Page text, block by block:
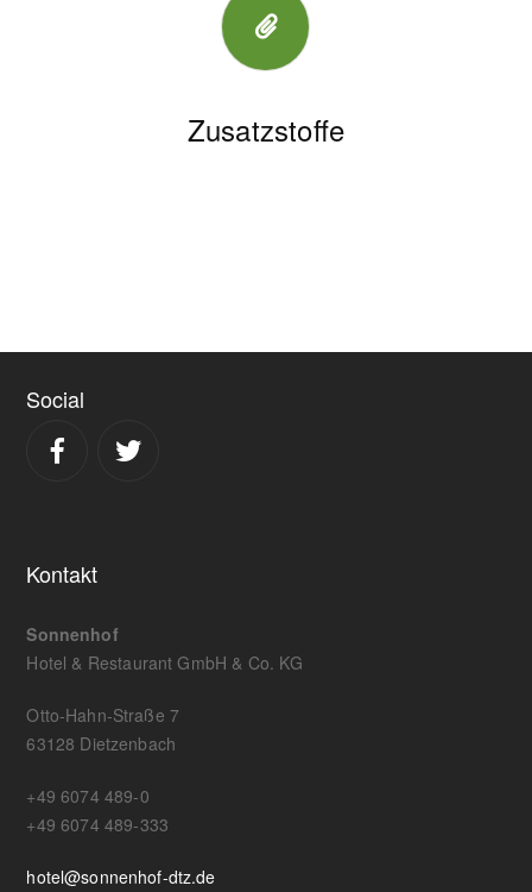
Zusatzstoffe
Social
Kontakt
Sonnenhof
Hotel & Restaurant GmbH & Co. KG
Otto-Hahn-Straße 7
63128 Dietzenbach
+49 6074 489-0
+49 6074 489-333
hotel@sonnenhof-dtz.de